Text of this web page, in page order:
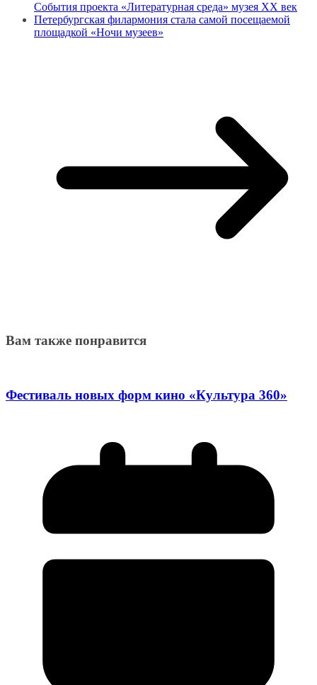
События проекта «Литературная среда» музея ХХ век
Петербургская филармония стала самой посещаемой
площадкой «Ночи музеев»
Вам также понравится
Фестиваль новых форм кино «Культура 360»